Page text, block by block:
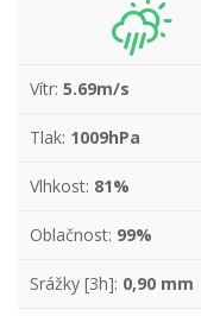
Vítr: 5.69m/s
Tlak: 1009hPa
Vlhkost: 81%
Oblačnost: 99%
Srážky [3h]: 0,90 mm